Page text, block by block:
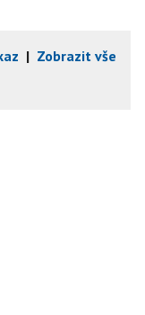
| Zobrazit vše